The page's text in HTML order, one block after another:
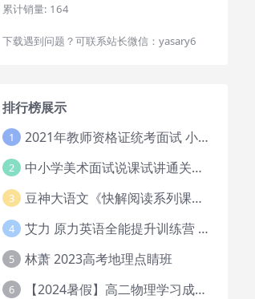
累计销量: 164
下载遇到问题？可联系站长微信：yasary6
排行榜展示
1 2021年教师资格证统考面试 小学教资资料试讲+答辩
2 中小学美术面试说课试讲通关班14讲（辅助资料第一套）
3 豆神大语文《快解阅读系列课教程完整》
4 艾力 原力英语全能提升训练营 151G网课大合集
5 林萧 2023高考地理点睛班
6 【2024暑假】高二物理学习成长与规划系统1期